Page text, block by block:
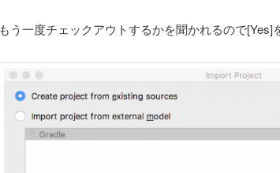
もう一度チェックアウトするかを聞かれるので[Yes]